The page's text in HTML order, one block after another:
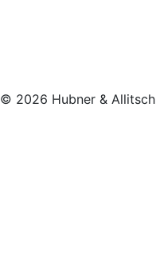
© 2026 Hubner & Allitsch |